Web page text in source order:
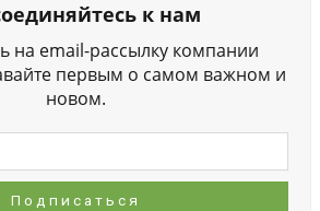
к нам
на email-рассылку компании
первым о самом важном и
новом.